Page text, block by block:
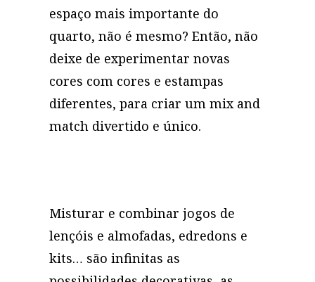
espaço mais importante do
quarto, não é mesmo? Então, não
deixe de experimentar novas
cores com cores e estampas
diferentes, para criar um mix and
match divertido e único.
Misturar e combinar jogos de
lençóis e almofadas, edredons e
kits… são infinitas as